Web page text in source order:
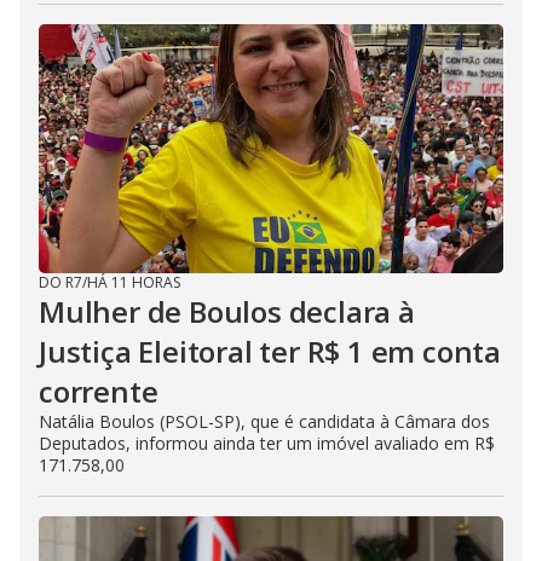
DO R7/HÁ 11 HORAS
Mulher de Boulos declara à
Justiça Eleitoral ter R$ 1 em conta
corrente
Natália Boulos (PSOL-SP), que é candidata à Câmara dos
Deputados, informou ainda ter um imóvel avaliado em R$
171.758,00